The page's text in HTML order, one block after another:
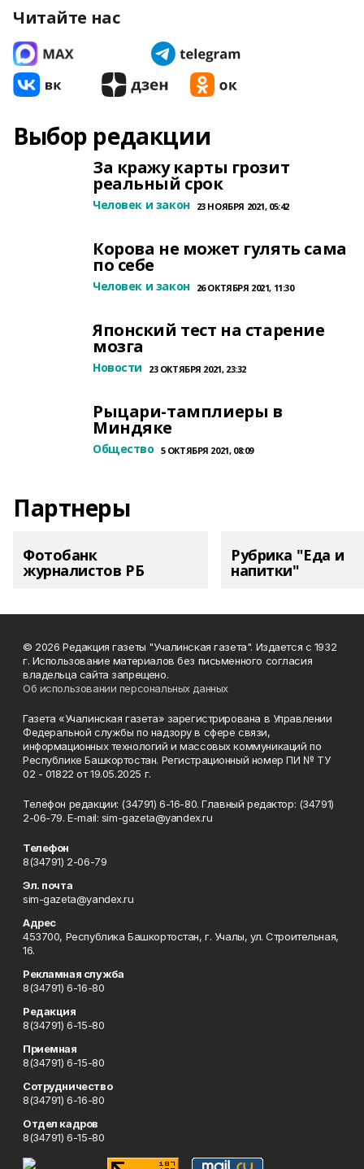
Читайте нас
Выбор редакции
За кражу карты грозит
реальный срок
Человек и закон 23 НОЯБРЯ 2021, 05:42
Корова не может гулять сама
по себе
Человек и закон 26 ОКТЯБРЯ 2021, 11:30
Японский тест на старение
мозга
Новости 23 ОКТЯБРЯ 2021, 23:32
Рыцари-тамплиеры в
Миндяке
Общество 5 ОКТЯБРЯ 2021, 08:09
Партнеры
Фотобанк
журналистов РБ
Рубрика "Еда и
напитки"
© 2026 Редакция газеты "Учалинская газета". Издается с 1932
г. Использование материалов без письменного согласия
владельца сайта запрещено.
Об использовании персональных данных
Газета «Учалинская газета» зарегистрирована в Управлении
Федеральной службы по надзору в сфере связи,
информационных технологий и массовых коммуникаций по
Республике Башкортостан. Регистрационный номер ПИ № ТУ
02 - 01822 от 19.05.2025 г.
Телефон редакции: (34791) 6-16-80. Главный редактор: (34791)
2-06-79. Е-mаil: sim-gazeta@yandex.ru
Телефон
8(34791) 2-06-79
Эл. почта
sim-gazeta@yandex.ru
Адрес
453700, Республика Башкортостан, г. Учалы, ул. Строительная,
16.
Рекламная служба
8(34791) 6-16-80
Редакция
8(34791) 6-15-80
Приемная
8(34791) 6-15-80
Сотрудничество
8(34791) 6-16-80
Отдел кадров
8(34791) 6-15-80